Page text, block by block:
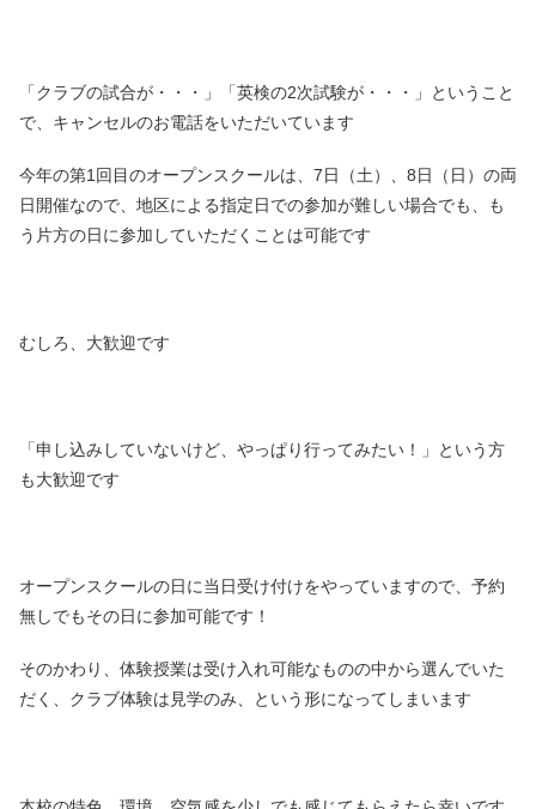
「クラブの試合が・・・」「英検の2次試験が・・・」ということ
で、キャンセルのお電話をいただいています
今年の第1回目のオープンスクールは、7日（土）、8日（日）の両
日開催なので、地区による指定日での参加が難しい場合でも、も
う片方の日に参加していただくことは可能です
むしろ、大歓迎です
「申し込みしていないけど、やっぱり行ってみたい！」という方
も大歓迎です
オープンスクールの日に当日受け付けをやっていますので、予約
無しでもその日に参加可能です！
そのかわり、体験授業は受け入れ可能なものの中から選んでいた
だく、クラブ体験は見学のみ、という形になってしまいます